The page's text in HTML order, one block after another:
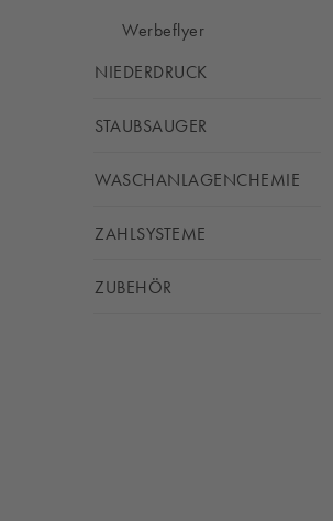
Werbeflyer
NIEDERDRUCK
STAUBSAUGER
WASCHANLAGENCHEMIE
ZAHLSYSTEME
ZUBEHÖR